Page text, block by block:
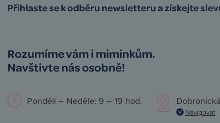
Přihlaste se k odběru newsletteru a získejte
Rozumíme vám i miminkům.
Navštivte nás osobně!
Pondělí – Neděle: 9 – 19 hod.
Navigovat